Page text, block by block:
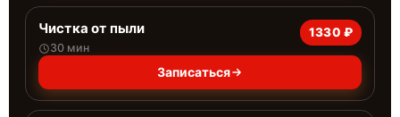
Чистка от пыли
30 мин
1330 ₽
Записаться